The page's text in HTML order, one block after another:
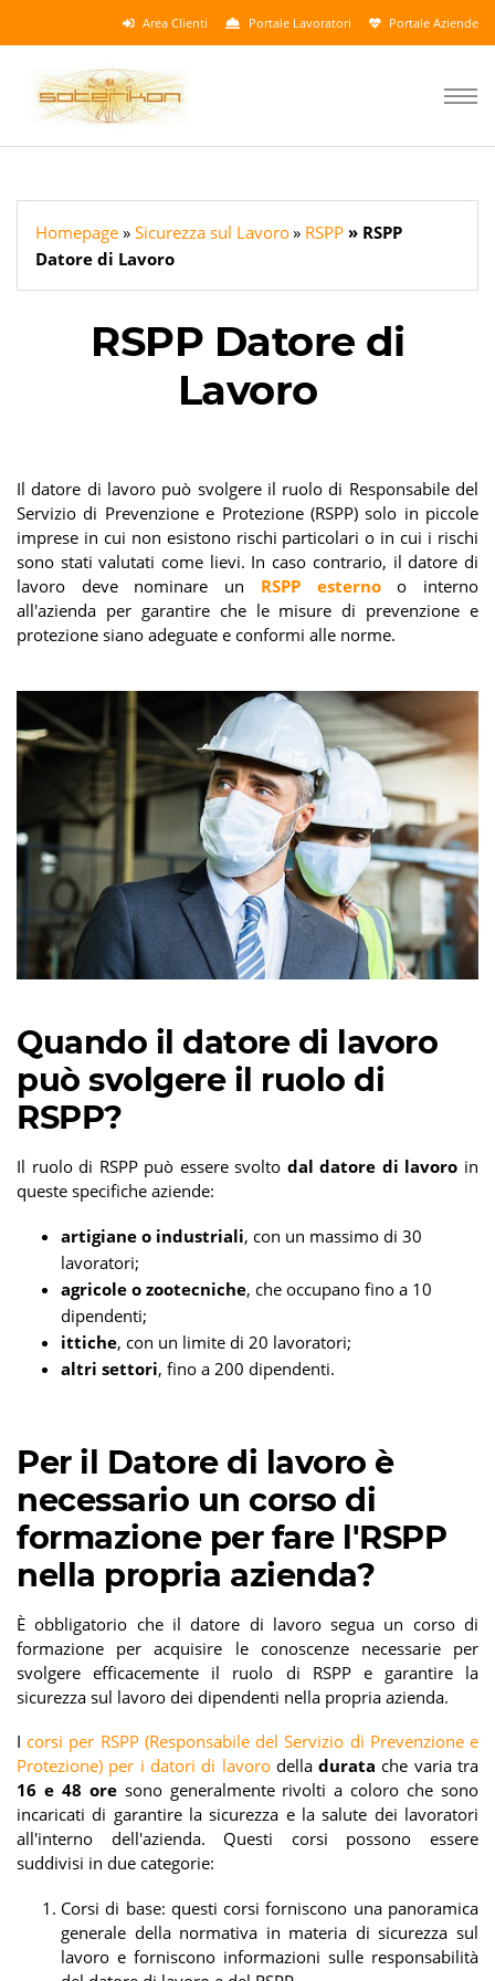
Area Clienti Portale Lavoratori Portale Aziende
Homepage Sicurezza sul Lavoro RSPP
RSPP
Datore di Lavoro
RSPP Datore di
Lavoro
Il datore di lavoro può svolgere il ruolo di Responsabile del
Servizio di Prevenzione e Protezione (RSPP) solo in piccole
imprese in cui non esistono rischi particolari o in cui i rischi
sono stati valutati come lievi. In caso contrario, il datore di
lavoro deve nominare un RSPP esternoo interno
all'azienda per garantire che le misure di prevenzione e
protezione siano adeguate e conformi alle norme.
Quando il datore di lavoro
può svolgere il ruolo di
RSPP?
Il ruolo di RSPP può essere svolto dal datore di lavoro in
queste specifiche aziende:
artigiane o industriali, con un massimo di 30
lavoratori;
agricole o zootecniche, che occupano fino a 10
dipendenti;
ittiche, con un limite di 20 lavoratori;
altri settori, fino a 200 dipendenti.
Per il Datore di lavoro è
necessario un corso di
formazione per fare l'RSPP
nella propria azienda?
È obbligatorio che il datore di lavoro segua un corso di
formazione per acquisire le conoscenze necessarie per
svolgere efficacemente il ruolo di RSPP e garantire la
sicurezza sul lavoro dei dipendenti nella propria azienda.
I corsi per RSPP (Responsabile del Servizio di Prevenzione e
Protezione) per i datori di lavorodelladurata che varia tra
16 e 48 ore sono generalmente rivolti a coloro che sono
incaricati di garantire la sicurezza e la salute dei lavoratori
all'interno dell'azienda. Questi corsi possono essere
suddivisi in due categorie:
Corsi di base: questi corsi forniscono una panoramica
generale della normativa in materia di sicurezza sul
lavoro e forniscono informazioni sulle responsabilità